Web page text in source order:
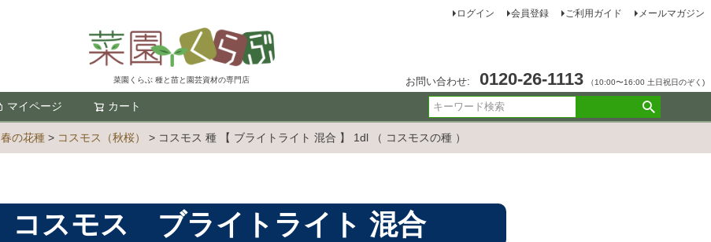
菜園くらぶ 種と苗と園芸資材の専門店
ログイン 会員登録 ご利用ガイド メールマガジン
お問い合わせ: 0120-26-1113 （10:00〜16:00 土日祝日のぞく)
マイページ カート
春の花種 コスモス（秋桜） コスモス 種 【 ブライトライト 混合 】 1dl （ コスモスの種 ）
コスモス ブライトライト 混合